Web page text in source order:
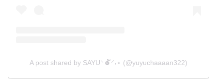
A post shared by SAYU⸌☻ັ⸍˖⋆ (@yuyuchaaaan322)